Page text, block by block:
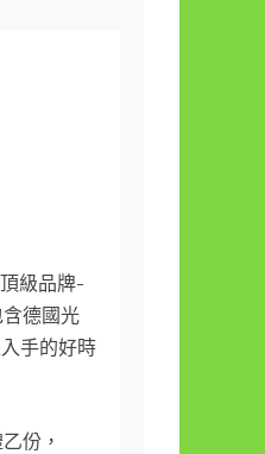
級品牌-
德國光
手的好時
份，